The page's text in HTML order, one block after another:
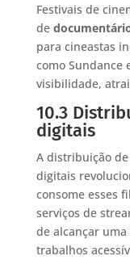
Festivais de
de
para cineastas
como Sundance
visibilidade,
10.3
digitais
A distribuição de
digitais
consome esses
serviços de
de alcançar
trabalhos